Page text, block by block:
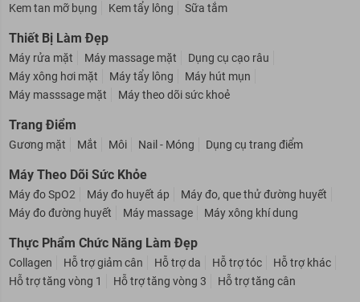
Kem tan mỡ bụng
Kem tẩy lông Sữa tắm
Thiết Bị Làm Đẹp
Máy rửa mặt Máy massage mặt
Dụng cụ cạo râu
Máy xông hơi mặt
Máy tẩy lông
Máy hút mụn
Máy masssage mặt
Máy theo dõi sức khoẻ
Trang Điểm
Gương mặt Mắt Môi Nail - Móng Dụng cụ trang điểm
Máy Theo Dõi Sức Khỏe
Máy đo SpO2 Máy đo huyết áp
Máy đo, que thử đường huyết
Máy đo đường huyết
Máy massage Máy xông khí dung
Thực Phẩm Chức Năng Làm Đẹp
Collagen Hỗ trợ giảm cân Hỗ trợ da Hỗ trợ tóc
Hỗ trợ khác
Hỗ trợ tăng vòng 1
Hỗ trợ tăng vòng 3 Hỗ trợ tăng cân